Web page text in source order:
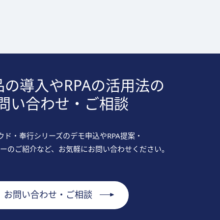
の導入やRPAの活用法の
い合わせ・ご相談
ド・奉行シリーズのデモ申込やRPA提案・
のご紹介など、お気軽にお問い合わせください。
お問い合わせ・ご相談